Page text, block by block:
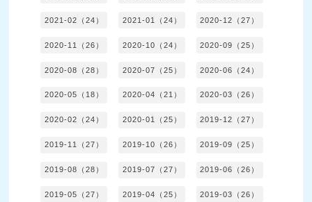
2021-02（24） 2021-01（24） 2020-12（27）
2020-11（26） 2020-10（24） 2020-09（25）
2020-08（28） 2020-07（25） 2020-06（24）
2020-05（18） 2020-04（21） 2020-03（26）
2020-02（24） 2020-01（25） 2019-12（27）
2019-11（27） 2019-10（26） 2019-09（25）
2019-08（28） 2019-07（27） 2019-06（26）
2019-05（27） 2019-04（25） 2019-03（26）